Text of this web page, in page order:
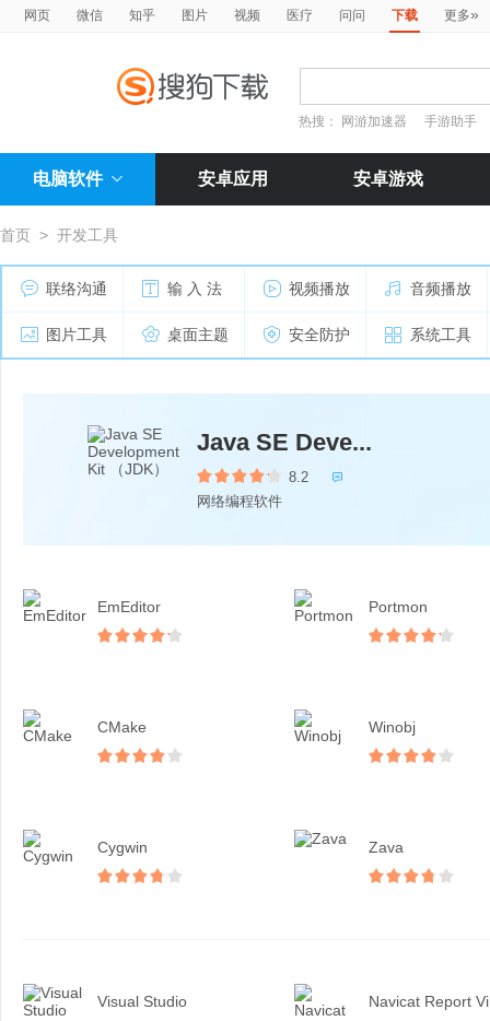
网页 微信 知乎 图片 视频 医疗 问问 下载 更多»
热搜： 网游加速器 手游助手
电脑软件 安卓应用 安卓游戏
首页 > 开发工具
联络沟通 输 入 法 视频播放 音频播放
图片工具 桌面主题 安全防护 系统工具
Java SE Deve...
8.2 
网络编程软件
EmEditor Portmon
CMake Winobj
Cygwin Zava
Visual Studio